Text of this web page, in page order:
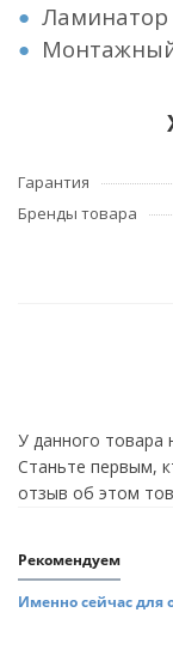
Ламинатор
Гарантия
Бренды товара
У данного товара
Станьте первым,
отзыв об этом
Рекомендуем
Именно сейчас для